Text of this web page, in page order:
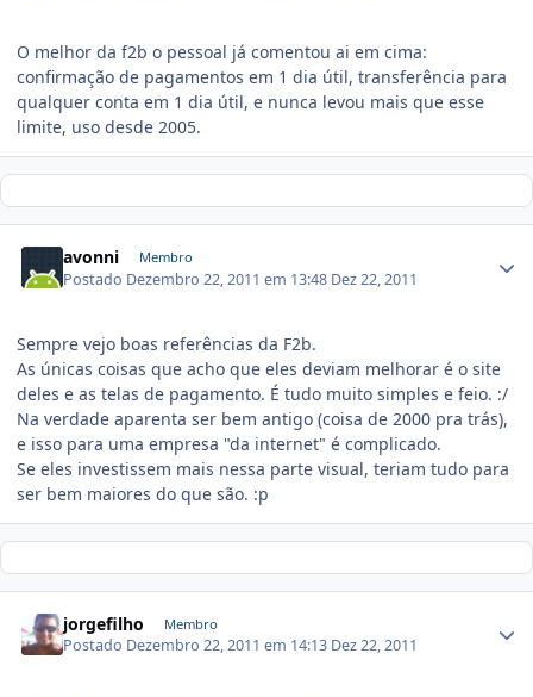
O melhor da f2b o pessoal já comentou ai em cima:
confirmação de pagamentos em 1 dia útil, transferência para
qualquer conta em 1 dia útil, e nunca levou mais que esse
limite, uso desde 2005.
avonni Membro
Postado Dezembro 22, 2011 em 13:48 Dez 22, 2011
Sempre vejo boas referências da F2b.
As únicas coisas que acho que eles deviam melhorar é o site
deles e as telas de pagamento. É tudo muito simples e feio. :/
Na verdade aparenta ser bem antigo (coisa de 2000 pra trás),
e isso para uma empresa "da internet" é complicado.
Se eles investissem mais nessa parte visual, teriam tudo para
ser bem maiores do que são. :p
jorgefilho Membro
Postado Dezembro 22, 2011 em 14:13 Dez 22, 2011